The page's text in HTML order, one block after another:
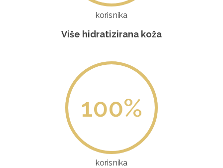
korisnika
Više hidratizirana koža
100%
korisnika